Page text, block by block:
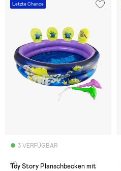
Letzte Chance
3 VERFÜGBAR
(1)
Toy Story Planschbecken mit